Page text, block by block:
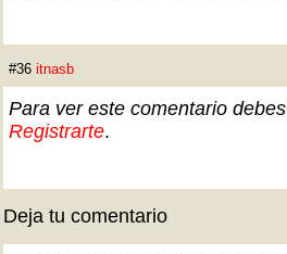
#36 itnasb
Para ver este comentario debes
Registrarte.
Deja tu comentario